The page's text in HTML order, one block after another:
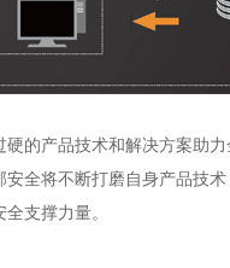
的产品技术和解决方案助
全将不断打磨自身产品技
支撑力量。